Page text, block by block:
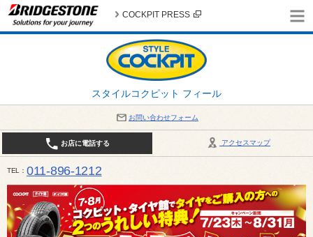
スタイルコクピット フィール
COCKPIT PRESS
お問い合わせフォーム
アクセスマップ
お店に電話する
TEL 011-896-1212
平日・日・祝日：作業受付10:00～17:30 、商談受付は10:00～18:00 まで 営業時間は10:00～
受け出来ない場合がございます。店舗までお問い合わせください。電話も込み合うことが予想さ
日：2026年8月の定休日 毎週 火曜日と水曜日 8月10日(月曜日) から 8月14日(金曜